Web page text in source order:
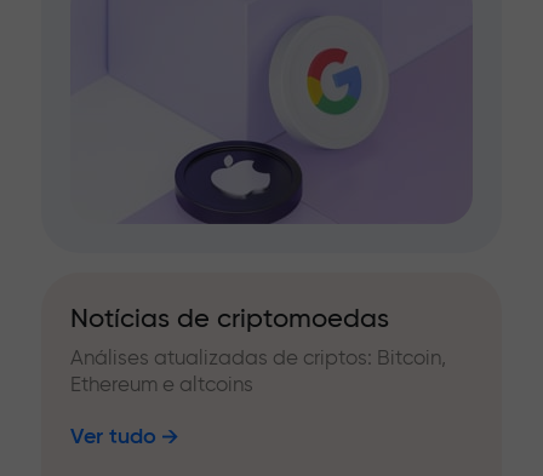
Notícias de criptomoedas
Análises atualizadas de criptos: Bitcoin,
Ethereum e altcoins
Ver tudo